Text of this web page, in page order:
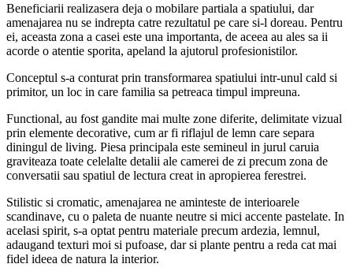
Beneficiarii realizasera deja o mobilare partiala a spatiului, dar
amenajarea nu se indrepta catre rezultatul pe care si-l doreau. Pentru
ei, aceasta zona a casei este una importanta, de aceea au ales sa ii
acorde o atentie sporita, apeland la ajutorul profesionistilor.
Conceptul s-a conturat prin transformarea spatiului intr-unul cald si
primitor, un loc in care familia sa petreaca timpul impreuna.
Functional, au fost gandite mai multe zone diferite, delimitate vizual
prin elemente decorative, cum ar fi riflajul de lemn care separa
diningul de living. Piesa principala este semineul in jurul caruia
graviteaza toate celelalte detalii ale camerei de zi precum zona de
conversatii sau spatiul de lectura creat in apropierea ferestrei.
Stilistic si cromatic, amenajarea ne aminteste de interioarele
scandinave, cu o paleta de nuante neutre si mici accente pastelate. In
acelasi spirit, s-a optat pentru materiale precum ardezia, lemnul,
adaugand texturi moi si pufoase, dar si plante pentru a reda cat mai
fidel ideea de natura la interior.